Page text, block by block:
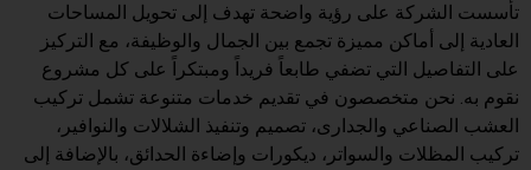
تأسست الشركة على رؤية واضحة تهدف إلى تحويل المساحات
العادية إلى أماكن مميزة تجمع بين الجمال والوظيفة، مع التركيز
على التفاصيل التي تضفي طابعاً فريداً ومبتكراً على كل مشروع
نقوم به. نحن متخصصون في تقديم خدمات متنوعة تشمل تركيب
العشب الصناعي والجدارى، تصميم وتنفيذ الشلالات والنوافير،
تركيب المظلات والسواتر، ديكورات وإضاءة الحدائق، بالإضافة إلى